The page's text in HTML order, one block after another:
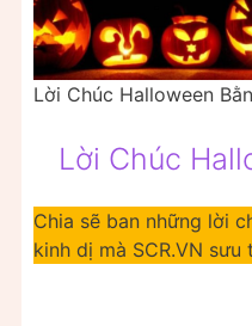
Lời Chúc Halloween
Lời Chúc
Chia sẽ ban những lời
kinh dị mà SCR.VN sưu